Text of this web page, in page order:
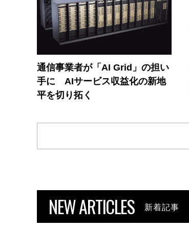
通信事業者が「AI Grid」の担い
手に AIサービス収益化の新地
平を切り拓く
NEW ARTICLES 新着記事